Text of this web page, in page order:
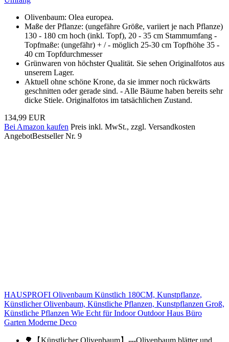
Olivenbaum: Olea europea.
Maße der Pflanze: (ungefähre Größe, variiert je nach Pflanze)
130 - 180 cm hoch (inkl. Topf), 20 - 35 cm Stammumfang -
Topfmaße: (ungefähr) + / - möglich 25-30 cm Topfhöhe 35 -
40 cm Topfdurchmesser
Grünwaren von höchster Qualität. Sie sehen Originalfotos aus
unserem Lager.
Aktuell ohne schöne Krone, da sie immer noch rückwärts
geschnitten oder gerade sind. - Alle Bäume haben bereits sehr
dicke Stiele. Originalfotos im tatsächlichen Zustand.
134,99 EUR
Bei Amazon kaufen Preis inkl. MwSt., zzgl. Versandkosten
AngebotBestseller Nr. 9
HAUSPROFI Olivenbaum Künstlich 180CM, Kunstpflanze,
Künstlicher Olivenbaum, Künstliche Pflanzen, Kunstpflanzen Groß,
Künstliche Pflanzen Wie Echt für Indoor Outdoor Haus Büro
Garten Moderne Deco
🌳【Künstlicher Olivenbaum】---Olivenbaum blätter und